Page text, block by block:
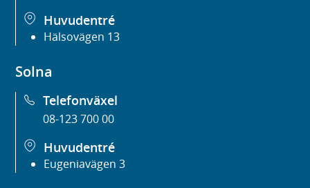
Huvudentré
Hälsovägen 13
Solna
Telefonväxel
08-123 700 00
Huvudentré
Eugeniavägen 3